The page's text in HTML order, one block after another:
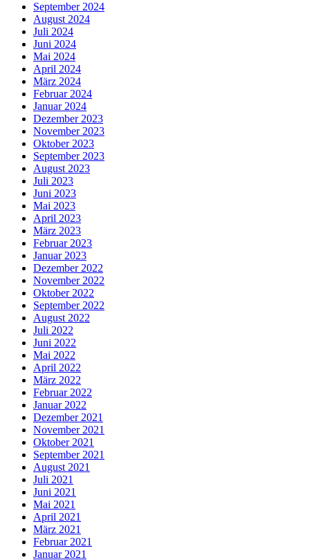
September 2024
August 2024
Juli 2024
Juni 2024
Mai 2024
April 2024
März 2024
Februar 2024
Januar 2024
Dezember 2023
November 2023
Oktober 2023
September 2023
August 2023
Juli 2023
Juni 2023
Mai 2023
April 2023
März 2023
Februar 2023
Januar 2023
Dezember 2022
November 2022
Oktober 2022
September 2022
August 2022
Juli 2022
Juni 2022
Mai 2022
April 2022
März 2022
Februar 2022
Januar 2022
Dezember 2021
November 2021
Oktober 2021
September 2021
August 2021
Juli 2021
Juni 2021
Mai 2021
April 2021
März 2021
Februar 2021
Januar 2021